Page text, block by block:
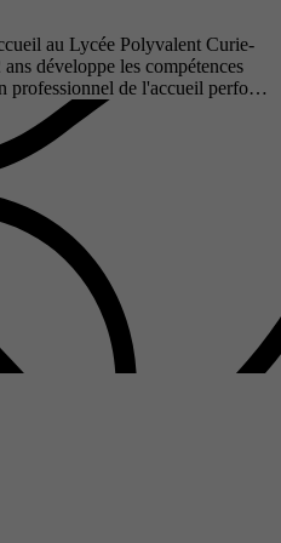
au Lycée Polyvalent Curie-
développe les compétences
professionnel de l'accueil perfo…